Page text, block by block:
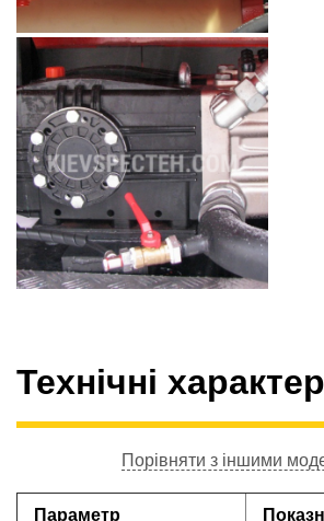
Технічні
Порівняти з іншими
Параметр